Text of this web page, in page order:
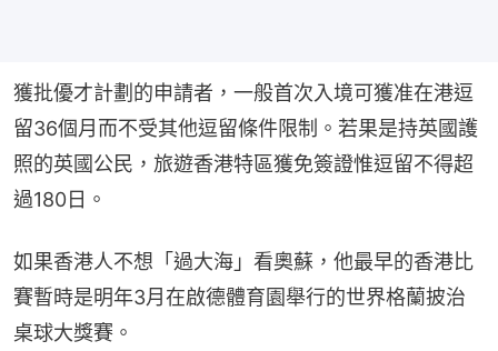
獲批優才計劃的申請者，一般首次入境可獲准在港逗
留36個月而不受其他逗留條件限制。若果是持英國護
照的英國公民，旅遊香港特區獲免簽證惟逗留不得超
過180日。
如果香港人不想「過大海」看奧蘇，他最早的香港比
賽暫時是明年3月在啟德體育園舉行的世界格蘭披治
桌球大獎賽。